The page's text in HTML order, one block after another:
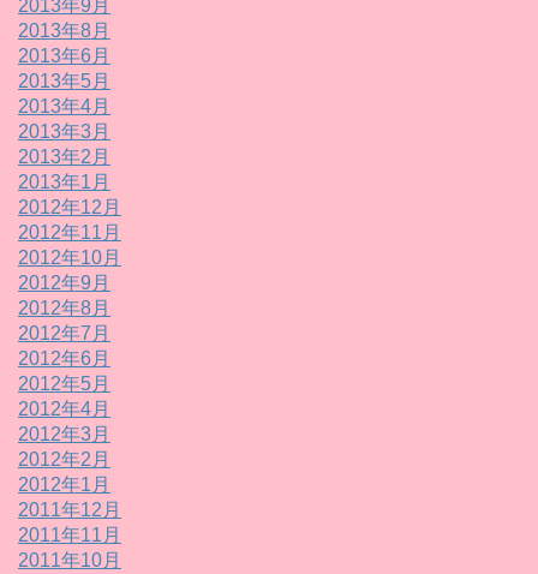
2013年9月
2013年8月
2013年6月
2013年5月
2013年4月
2013年3月
2013年2月
2013年1月
2012年12月
2012年11月
2012年10月
2012年9月
2012年8月
2012年7月
2012年6月
2012年5月
2012年4月
2012年3月
2012年2月
2012年1月
2011年12月
2011年11月
2011年10月